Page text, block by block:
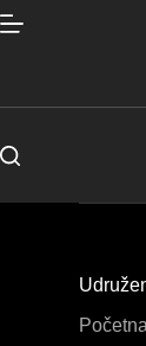
Početna